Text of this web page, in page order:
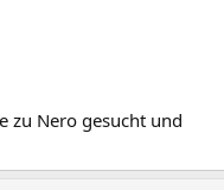
zu Nero gesucht und